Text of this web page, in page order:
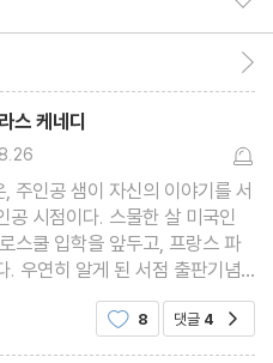
관계지만 샘과 이자벨은 평생 그
러내지 못하고 항상 은밀해야 하
이 적절해보이지만 딱히 그런 부
가 펼쳐진다.
스 케네디
, 주인공 샘이 자신의 이야기를 서
공 시점이다. 스물한 살 미국인
스쿨 입학을 앞두고, 프랑스 파
. 우연히 알게 된 서점 출판기념
머리, 투명하고 영리하며 관찰력
은 녹색 눈, 낭랑하고 나직하며
소리, 온화하고 편안한 인상에
8 댓글 4